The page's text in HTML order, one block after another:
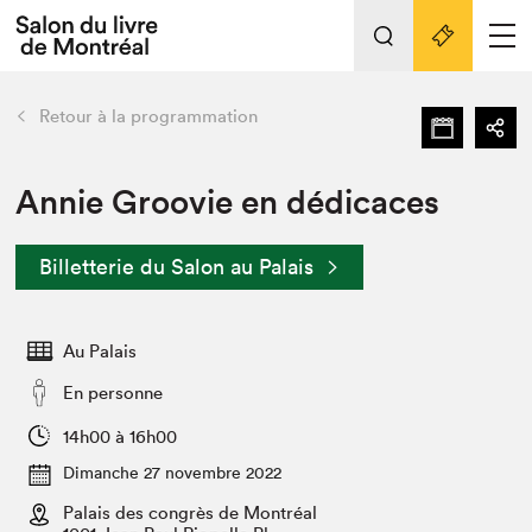
Espace médias
Espace exposant⋅e⋅s
Tout sur l'édition 2022
Actualités
Vidéos et Balados
Club de lecture Braindate
retour Nos activités
Édition 2022
Nous connaître
Projets partenaires 2022
Archives
Liens pratiques
Retour à la programmation
Annie Groovie en dédicaces
Billetterie du Salon au Palais
Au Palais
En personne
14h00 à 16h00
Dimanche 27 novembre 2022
Palais des congrès de Montréal